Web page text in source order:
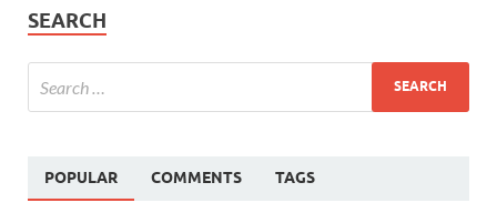
SEARCH
POPULAR COMMENTS TAGS